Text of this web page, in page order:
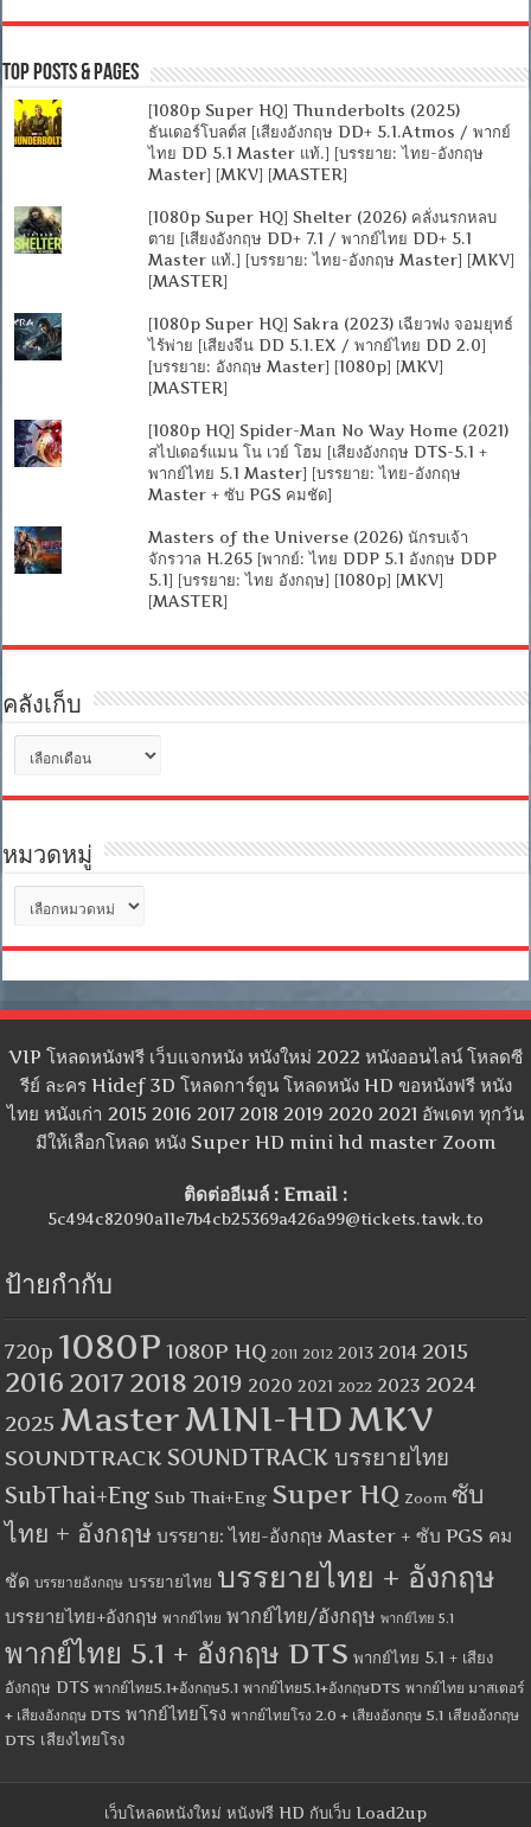
Top Posts & Pages
[1080p Super HQ] Thunderbolts (2025)
ธันเดอร์โบลต์ส [เสียงอังกฤษ DD+ 5.1.Atmos / พากย์
ไทย DD 5.1 Master แท้.] [บรรยาย: ไทย-อังกฤษ
Master] [MKV] [MASTER]
[1080p Super HQ] Shelter (2026) คลั่งนรกหลบ
ตาย [เสียงอังกฤษ DD+ 7.1 / พากย์ไทย DD+ 5.1
Master แท้.] [บรรยาย: ไทย-อังกฤษ Master] [MKV]
[MASTER]
[1080p Super HQ] Sakra (2023) เฉียวฟง จอมยุทธ์
ไร้พ่าย [เสียงจีน DD 5.1.EX / พากย์ไทย DD 2.0]
[บรรยาย: อังกฤษ Master] [1080p] [MKV]
[MASTER]
[1080p HQ] Spider-Man No Way Home (2021)
สไปเดอร์แมน โน เวย์ โฮม [เสียงอังกฤษ DTS-5.1 +
พากย์ไทย 5.1 Master] [บรรยาย: ไทย-อังกฤษ
Master + ซับ PGS คมชัด]
Masters of the Universe (2026) นักรบเจ้า
จักรวาล H.265 [พากย์: ไทย DDP 5.1 อังกฤษ DDP
5.1] [บรรยาย: ไทย อังกฤษ] [1080p] [MKV]
[MASTER]
คลังเก็บ
เก็บ
หมวดหมู่
หมู่
VIP โหลดหนังฟรี เว็บแจกหนัง หนังใหม่ 2022 หนังออนไลน์ โหลดซี
รีย์ ละคร Hidef 3D โหลดการ์ตูน โหลดหนัง HD ขอหนังฟรี หนัง
ไทย หนังเก่า 2015 2016 2017 2018 2019 2020 2021 อัพเดท ทุกวัน
มีให้เลือกโหลด หนัง Super HD mini hd master Zoom
ติดต่ออีเมล์ : Email :
5c494c82090a11e7b4cb25369a426a99@tickets.tawk.to
ป้ายกำกับ
720p 1080P 1080P HQ 2011 2012 2013 2014 2015
2016 2017 2018 2019 2020 2021 2022 2023 2024
2025 MasterMINI-HDMKV
SOUNDTRACK SOUNDTRACK บรรยายไทย
SubThai+Eng Sub Thai+Eng Super HQ Zoom ซับ
ไทย + อังกฤษ บรรยาย: ไทย-อังกฤษ Master + ซับ PGS คม
ชัด บรรยายอังกฤษ บรรยายไทย บรรยายไทย + อังกฤษ
บรรยายไทย+อังกฤษ พากย์ไทย พากย์ไทย/อังกฤษ พากย์ไทย 5.1
พากย์ไทย 5.1 + อังกฤษ DTS พากย์ไทย 5.1 + เสียง
อังกฤษ DTS พากย์ไทย5.1+อังกฤษ5.1 พากย์ไทย5.1+อังกฤษDTS พากย์ไทย มาสเตอร์
+ เสียงอังกฤษ DTS พากย์ไทยโรง พากย์ไทยโรง 2.0 + เสียงอังกฤษ 5.1 เสียงอังกฤษ
DTS เสียงไทยโรง
เว็บโหลดหนังใหม่ หนังฟรี HD กับเว็บ Load2up